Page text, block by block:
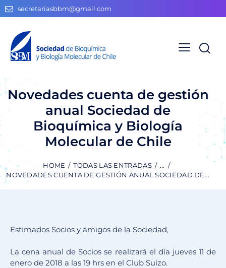
secretariasbbm@gmail.com
Novedades cuenta de gestión
anual Sociedad de
Bioquímica y Biología
Molecular de Chile
HOME TODAS LAS ENTRADAS
...
NOVEDADES CUENTA DE GESTIÓN ANUAL SOCIEDAD DE...
Estimados Socios y amigos de la Sociedad,
La cena anual de Socios se realizará el día jueves 11 de
enero de 2018 a las 19 hrs en el Club Suizo.